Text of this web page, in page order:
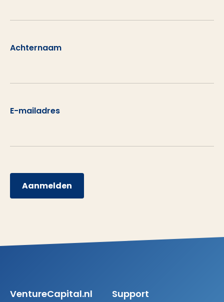
Achternaam
E-mailadres
Aanmelden
VentureCapital.nl Support